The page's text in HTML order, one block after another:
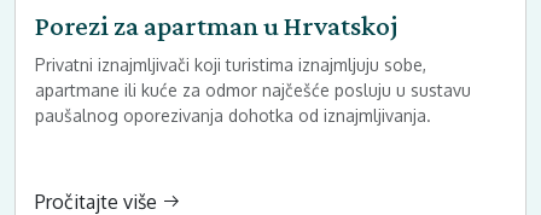
Porezi za apartman u Hrvatskoj
Privatni iznajmljivači koji turistima iznajmljuju sobe,
apartmane ili kuće za odmor najčešće posluju u sustavu
paušalnog oporezivanja dohotka od iznajmljivanja.
Pročitajte više